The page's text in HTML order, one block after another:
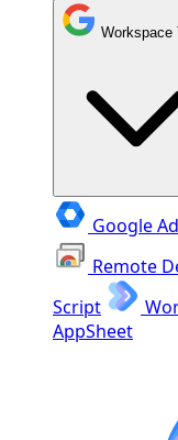
Workspace
Google
Remote
Script
AppSheet